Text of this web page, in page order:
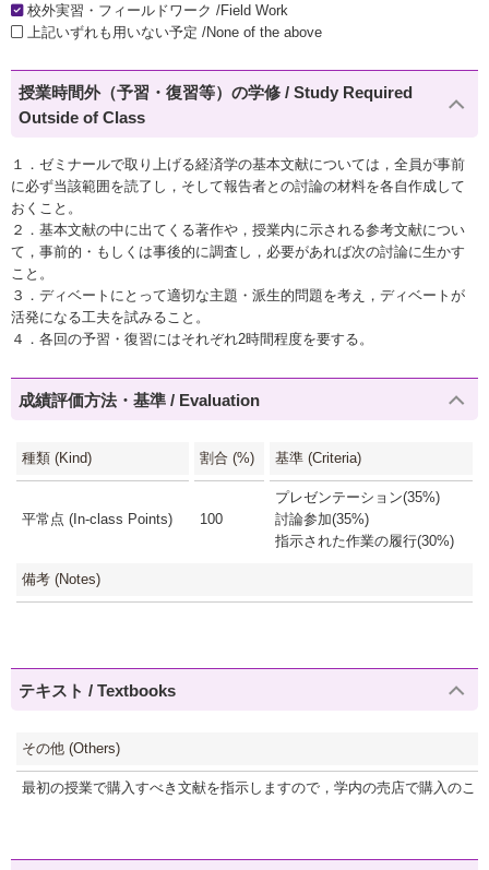
校外実習・フィールドワーク /Field Work
上記いずれも用いない予定 /None of the above
授業時間外（予習・復習等）の学修 / Study Required
Outside of Class
１．ゼミナールで取り上げる経済学の基本文献については，全員が事前
に必ず当該範囲を読了し，そして報告者との討論の材料を各自作成して
おくこと。
２．基本文献の中に出てくる著作や，授業内に示される参考文献につい
て，事前的・もしくは事後的に調査し，必要があれば次の討論に生かす
こと。
３．ディベートにとって適切な主題・派生的問題を考え，ディベートが
活発になる工夫を試みること。
４．各回の予習・復習にはそれぞれ2時間程度を要する。
成績評価方法・基準 / Evaluation
種類 (Kind) 割合 (%) 基準 (Criteria)
平常点 (In-class Points) 100
プレゼンテーション(35%)
討論参加(35%)
指示された作業の履行(30%)
備考 (Notes)
テキスト / Textbooks
その他 (Others)
最初の授業で購入すべき文献を指示しますので，学内の売店で購入のこ